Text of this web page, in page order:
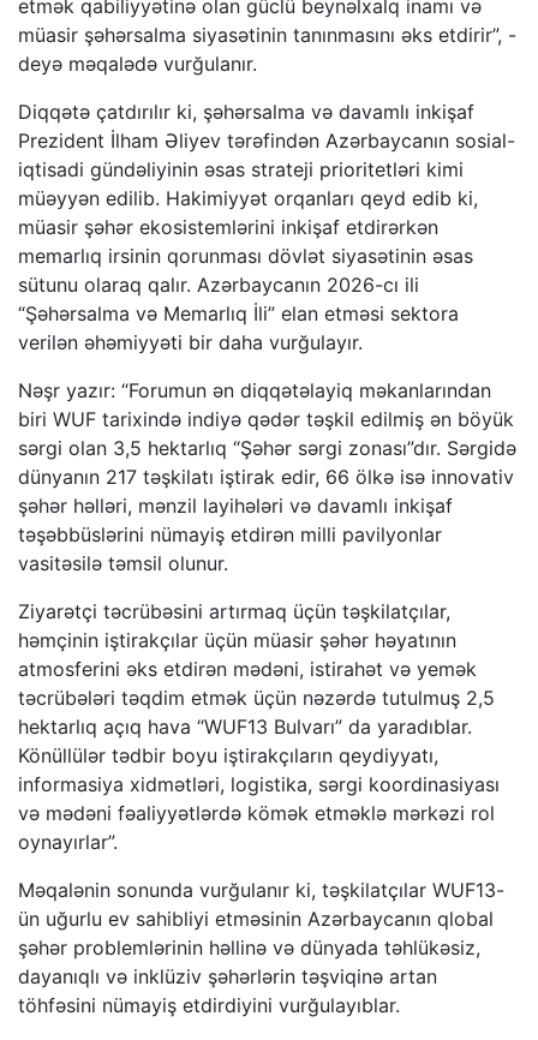
etmək qabiliyyətinə olan güclü beynəlxalq inamı və
müasir şəhərsalma siyasətinin tanınmasını əks etdirir”, -
deyə məqalədə vurğulanır.
Diqqətə çatdırılır ki, şəhərsalma və davamlı inkişaf
Prezident İlham Əliyev tərəfindən Azərbaycanın sosial-
iqtisadi gündəliyinin əsas strateji prioritetləri kimi
müəyyən edilib. Hakimiyyət orqanları qeyd edib ki,
müasir şəhər ekosistemlərini inkişaf etdirərkən
memarlıq irsinin qorunması dövlət siyasətinin əsas
sütunu olaraq qalır. Azərbaycanın 2026-cı ili
“Şəhərsalma və Memarlıq İli” elan etməsi sektora
verilən əhəmiyyəti bir daha vurğulayır.
Nəşr yazır: “Forumun ən diqqətəlayiq məkanlarından
biri WUF tarixində indiyə qədər təşkil edilmiş ən böyük
sərgi olan 3,5 hektarlıq “Şəhər sərgi zonası”dır. Sərgidə
dünyanın 217 təşkilatı iştirak edir, 66 ölkə isə innovativ
şəhər həlləri, mənzil layihələri və davamlı inkişaf
təşəbbüslərini nümayiş etdirən milli pavilyonlar
vasitəsilə təmsil olunur.
Ziyarətçi təcrübəsini artırmaq üçün təşkilatçılar,
həmçinin iştirakçılar üçün müasir şəhər həyatının
atmosferini əks etdirən mədəni, istirahət və yemək
təcrübələri təqdim etmək üçün nəzərdə tutulmuş 2,5
hektarlıq açıq hava “WUF13 Bulvarı” da yaradıblar.
Könüllülər tədbir boyu iştirakçıların qeydiyyatı,
informasiya xidmətləri, logistika, sərgi koordinasiyası
və mədəni fəaliyyətlərdə kömək etməklə mərkəzi rol
oynayırlar”.
Məqalənin sonunda vurğulanır ki, təşkilatçılar WUF13-
ün uğurlu ev sahibliyi etməsinin Azərbaycanın qlobal
şəhər problemlərinin həllinə və dünyada təhlükəsiz,
dayanıqlı və inklüziv şəhərlərin təşviqinə artan
töhfəsini nümayiş etdirdiyini vurğulayıblar.